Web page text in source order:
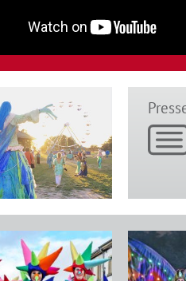
„Neptun und seine
einem großen Auftritt!”
Saarbrücker Zeitung